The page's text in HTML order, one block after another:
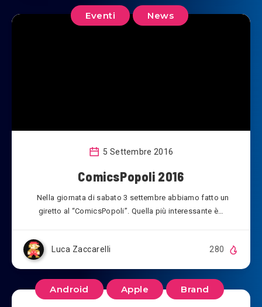
Eventi News
5 Settembre 2016
ComicsPopoli 2016
Nella giornata di sabato 3 settembre abbiamo fatto un
giretto al “ComicsPopoli”. Quella più interessante è…
Luca Zaccarelli 280
Android Apple Brand